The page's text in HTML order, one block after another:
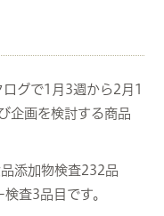
グで1月3週から2月1
企画を検討する商品
添加物検査232品
査3品目です。